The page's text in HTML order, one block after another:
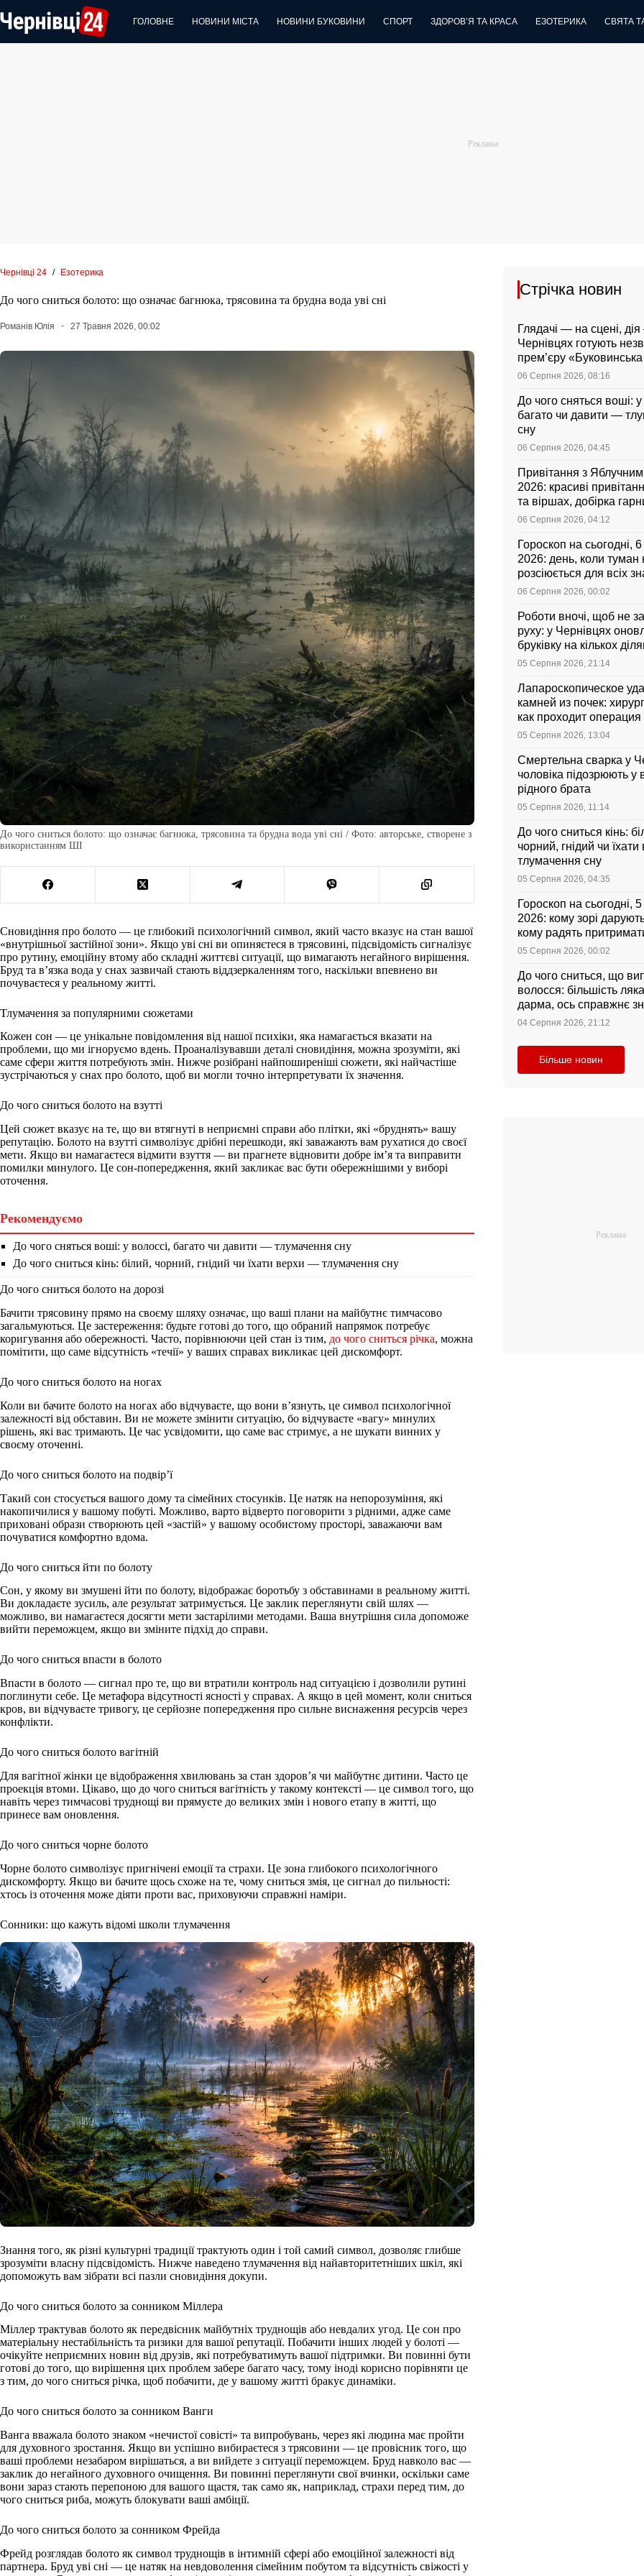
до
вмісту
ГОЛОВНЕ НОВИНИ МІСТА НОВИНИ БУКОВИНИ СПОРТ ЗДОРОВ’Я ТА КРАСА ЕЗОТЕРИКА СВЯТА
Чернівці 24 / Езотерика
До чого сниться болото: що означає багнюка, трясовина та брудна вода уві сні
Романів Юлія 27 Травня 2026, 00:02
До чого сниться болото: що означає багнюка, трясовина та брудна вода уві сні / Фото: авторське, створене з
використанням ШІ
Сновидіння про болото — це глибокий психологічний символ, який часто вказує на стан вашої
«внутрішньої застійної зони». Якщо уві сні ви опиняєтеся в трясовині, підсвідомість сигналізує
про рутину, емоційну втому або складні життєві ситуації, що вимагають негайного вирішення.
Бруд та в’язка вода у снах зазвичай стають віддзеркаленням того, наскільки впевнено ви
почуваєтеся у реальному житті.
Тлумачення за популярними сюжетами
Кожен сон — це унікальне повідомлення від нашої психіки, яка намагається вказати на
проблеми, що ми ігноруємо вдень. Проаналізувавши деталі сновидіння, можна зрозуміти, які
саме сфери життя потребують змін. Нижче розібрані найпоширеніші сюжети, які найчастіше
зустрічаються у снах про болото, щоб ви могли точно інтерпретувати їх значення.
До чого сниться болото на взутті
Цей сюжет вказує на те, що ви втягнуті в неприємні справи або плітки, які «бруднять» вашу
репутацію. Болото на взутті символізує дрібні перешкоди, які заважають вам рухатися до своєї
мети. Якщо ви намагаєтеся відмити взуття — ви прагнете відновити добре ім’я та виправити
помилки минулого. Це сон-попередження, який закликає вас бути обережнішими у виборі
оточення.
Рекомендуємо
До чого сняться воші: у волоссі, багато чи давити — тлумачення сну
До чого сниться кінь: білий, чорний, гнідий чи їхати верхи — тлумачення сну
До чого сниться болото на дорозі
Бачити трясовину прямо на своєму шляху означає, що ваші плани на майбутнє тимчасово
загальмуються. Це застереження: будьте готові до того, що обраний напрямок потребує
коригування або обережності. Часто, порівнюючи цей стан із тим, до чого сниться річка, можна
помітити, що саме відсутність «течії» у ваших справах викликає цей дискомфорт.
До чого сниться болото на ногах
Коли ви бачите болото на ногах або відчуваєте, що вони в’язнуть, це символ психологічної
залежності від обставин. Ви не можете змінити ситуацію, бо відчуваєте «вагу» минулих
рішень, які вас тримають. Це час усвідомити, що саме вас стримує, а не шукати винних у
своєму оточенні.
До чого сниться болото на подвір’ї
Такий сон стосується вашого дому та сімейних стосунків. Це натяк на непорозуміння, які
накопичилися у вашому побуті. Можливо, варто відверто поговорити з рідними, адже саме
приховані образи створюють цей «застій» у вашому особистому просторі, заважаючи вам
почуватися комфортно вдома.
До чого сниться йти по болоту
Сон, у якому ви змушені йти по болоту, відображає боротьбу з обставинами в реальному житті.
Ви докладаєте зусиль, але результат затримується. Це заклик переглянути свій шлях —
можливо, ви намагаєтеся досягти мети застарілими методами. Ваша внутрішня сила допоможе
вийти переможцем, якщо ви зміните підхід до справи.
До чого сниться впасти в болото
Впасти в болото — сигнал про те, що ви втратили контроль над ситуацією і дозволили рутині
поглинути себе. Це метафора відсутності ясності у справах. А якщо в цей момент, коли сниться
кров, ви відчуваєте тривогу, це серйозне попередження про сильне виснаження ресурсів через
конфлікти.
До чого сниться болото вагітній
Для вагітної жінки це відображення хвилювань за стан здоров’я чи майбутнє дитини. Часто це
проекція втоми. Цікаво, що до чого сниться вагітність у такому контексті — це символ того, що
навіть через тимчасові труднощі ви прямуєте до великих змін і нового етапу в житті, що
принесе вам оновлення.
До чого сниться чорне болото
Чорне болото символізує пригнічені емоції та страхи. Це зона глибокого психологічного
дискомфорту. Якщо ви бачите щось схоже на те, чому сниться змія, це сигнал до пильності:
хтось із оточення може діяти проти вас, приховуючи справжні наміри.
Сонники: що кажуть відомі школи тлумачення
Знання того, як різні культурні традиції трактують один і той самий символ, дозволяє глибше
зрозуміти власну підсвідомість. Нижче наведено тлумачення від найавторитетніших шкіл, які
допоможуть вам зібрати всі пазли сновидіння докупи.
До чого сниться болото за сонником Міллера
Міллер трактував болото як передвісник майбутніх труднощів або невдалих угод. Це сон про
матеріальну нестабільність та ризики для вашої репутації. Побачити інших людей у болоті —
очікуйте неприємних новин від друзів, які потребуватимуть вашої підтримки. Ви повинні бути
готові до того, що вирішення цих проблем забере багато часу, тому іноді корисно порівняти це
з тим, до чого сниться річка, щоб побачити, де у вашому житті бракує динаміки.
До чого сниться болото за сонником Ванги
Ванга вважала болото знаком «нечистої совісті» та випробувань, через які людина має пройти
для духовного зростання. Якщо ви успішно вибираєтеся з трясовини — це провісник того, що
ваші проблеми незабаром вирішаться, а ви вийдете з ситуації переможцем. Бруд навколо вас —
заклик до негайного духовного очищення. Ви повинні переглянути свої вчинки, оскільки саме
вони зараз стають перепоною для вашого щастя, так само як, наприклад, страхи перед тим, до
чого сниться риба, можуть блокувати ваші амбіції.
До чого сниться болото за сонником Фрейда
Фрейд розглядав болото як символ труднощів в інтимній сфері або емоційної залежності від
партнера. Бруд уві сні — це натяк на невдоволення сімейним побутом та відсутність свіжості у
Стрічка новин
Глядачі — на сцені,
Чернівцях готують
прем’єру
06 Серпня 2026, 08:16
До чого сняться воші: у
багато чи давити —
сну
06 Серпня 2026, 04:45
Привітання з
2026: красиві
та віршах, добірка
листівок українською
06 Серпня 2026, 04:12
Гороскоп на сьогодні,
2026: день, коли туман
розсіюється для всіх
06 Серпня 2026, 00:02
Роботи вночі, щоб не
руху: у Чернівцях
бруківку на кількох
05 Серпня 2026, 21:14
Лапароскопическое
камней из почек:
как проходит операция
она стоит
05 Серпня 2026, 13:04
Смертельна сварка у
чоловіка підозрюють у
рідного брата
05 Серпня 2026, 11:14
До чого сниться кінь:
чорний, гнідий чи
тлумачення сну
05 Серпня 2026, 04:35
Гороскоп на сьогодні,
2026: кому зорі
кому радять
05 Серпня 2026, 00:02
До чого сниться, що
волосся: більшість
дарма, ось справжнє
04 Серпня 2026, 21:12
Більше новин